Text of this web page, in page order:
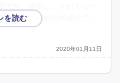
。彼の小学校の同級生で、
2020年01月11日